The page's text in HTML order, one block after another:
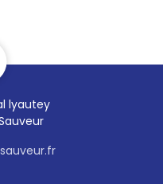
lyautey
au
votre